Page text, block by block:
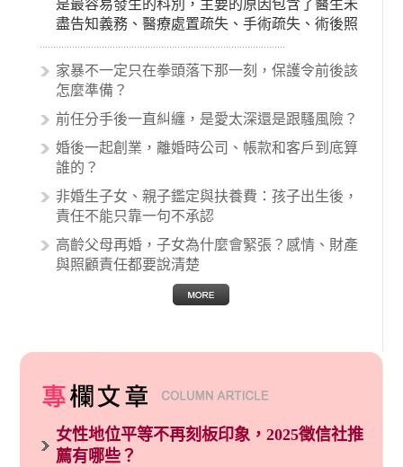
是最容易發生的科別，主要的原因包含了醫生未
盡告知義務、醫療處置疏失、手術疏失、術後照
顧失當、醫療費用的收取。雖然醫學進步，但醫
生與病患之間引起的糾紛還是經常發生。很多案
例中最後都走向訴訟流程，我們如果不幸遇到相
的內容其實非常多，有些案例…
家暴不一定只在拳頭落下那一刻，保護令前後該
怎麼準備？
前任分手後一直糾纏，是愛太深還是跟騷風險？
婚後一起創業，離婚時公司、帳款和客戶到底算
誰的？
非婚生子女、親子鑑定與扶養費：孩子出生後，
責任不能只靠一句不承認
高齡父母再婚，子女為什麼會緊張？感情、財產
與照顧責任都要說清楚
女性地位平等不再刻板印象，2025徵信社推
薦有哪些？